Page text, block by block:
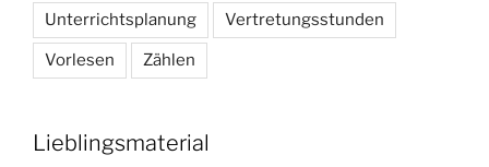
Unterrichtsplanung Vertretungsstunden
Vorlesen Zählen
Lieblingsmaterial